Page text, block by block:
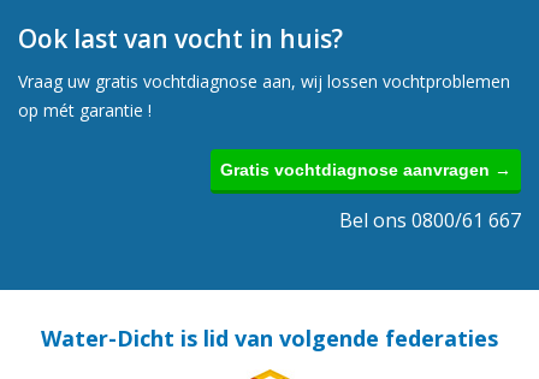
Ook last van vocht in huis?
Vraag uw gratis vochtdiagnose aan, wij lossen vochtproblemen
op mét garantie !
Gratis vochtdiagnose aanvragen →
Bel ons 0800/61 667
Water-Dicht is lid van volgende federaties